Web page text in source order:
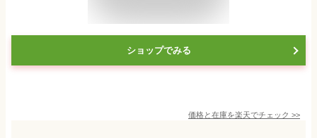
ショップでみる
価格と在庫を楽天でチェック >>